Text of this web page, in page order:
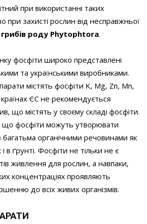
при використанні таких
при захисті рослин від несправжньої
грибів роду Phytophtora.
фосфіти широко представлені
та українськими виробниками.
містять фосфіти K, Mg, Zn, Mn,
ЄС не рекомендується
що містять у своєму складі фосфіти.
що фосфіти можуть утворювати
багатьма органічними речовинами як
і в ґрунті. Фосфіти не тільки не є
живлення для рослин, а навпаки,
концентраціях проявляють
до всіх живих організмів.